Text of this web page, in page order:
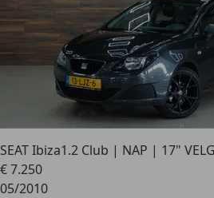
SEAT Ibiza1.2 Club | NAP | 17"
€ 7.250
05/2010